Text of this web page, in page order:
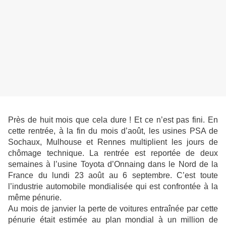
Près de huit mois que cela dure ! Et ce n’est pas fini. En
cette rentrée, à la fin du mois d’août, les usines PSA de
Sochaux, Mulhouse et Rennes multiplient les jours de
chômage technique. La rentrée est reportée de deux
semaines à l’usine Toyota d’Onnaing dans le Nord de la
France du lundi 23 août au 6 septembre. C’est toute
l’industrie automobile mondialisée qui est confrontée à la
même pénurie.
Au mois de janvier la perte de voitures entraînée par cette
pénurie était estimée au plan mondial à un million de